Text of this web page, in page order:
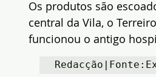
Os produtos são
central da Vila, o
funcionou o antigo